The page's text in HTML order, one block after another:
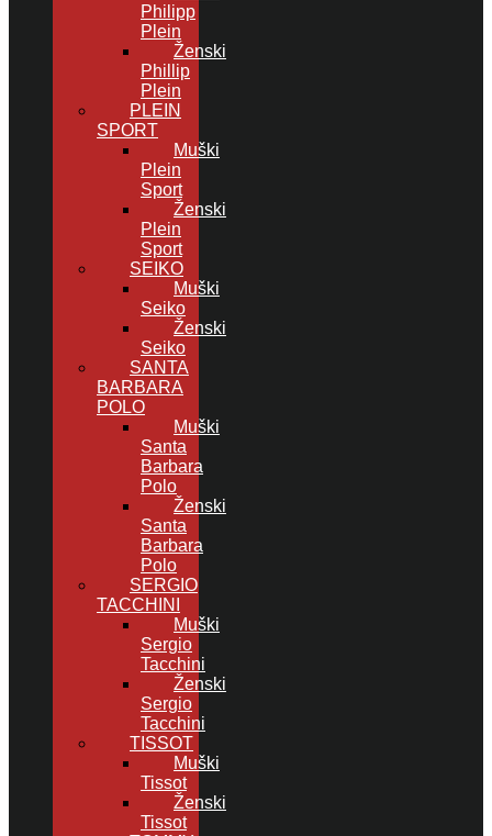
Philipp
Plein
Ženski
Phillip
Plein
PLEIN
SPORT
Muški
Plein
Sport
Ženski
Plein
Sport
SEIKO
Muški
Seiko
Ženski
Seiko
SANTA
BARBARA
POLO
Muški
Santa
Barbara
Polo
Ženski
Santa
Barbara
Polo
SERGIO
TACCHINI
Muški
Sergio
Tacchini
Ženski
Sergio
Tacchini
TISSOT
Muški
Tissot
Ženski
Tissot